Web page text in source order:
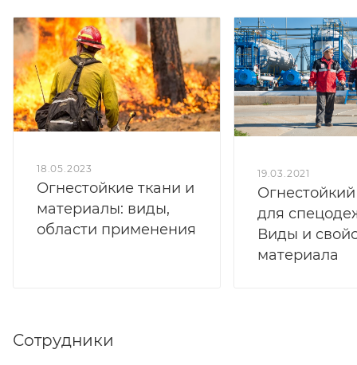
18.05.2023
Огнестойкие ткани и
материалы: виды,
области применения
19.03.2021
для
Виды и
материала
Сотрудники